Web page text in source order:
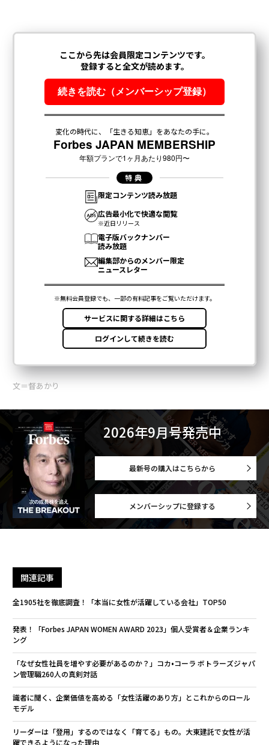
文＝督あかり
2026年9月号発売中
最新号の購入はこちらから
メンバーシップに登録する
関連記事
全1905社を徹底調査！「本当に女性が活躍している会社」TOP50
発表！「Forbes JAPAN WOMEN AWARD 2023」個人受賞者＆企業ランキ
ング
「なぜ女性社員を増やす必要があるのか？」コカ•コーラ ボトラーズジャパ
ン管理職260人の真剣対話
識者に聞く、企業価値を高める「女性活躍のあり方」とこれからのロール
モデル
リーダーは「登用」するのではなく「育てる」もの。大東建託で女性が活
躍できるようになった理由